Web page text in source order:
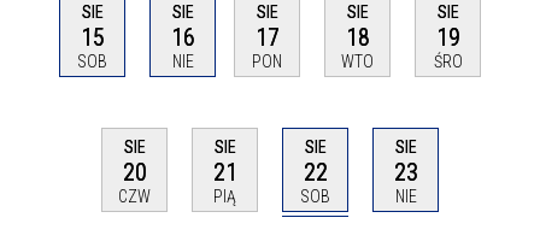
SIE
15
SOB
SIE
16
NIE
SIE
17
PON
SIE
18
WTO
SIE
19
ŚRO
SIE
20
CZW
SIE
21
PIĄ
SIE
22
SOB
SIE
23
NIE